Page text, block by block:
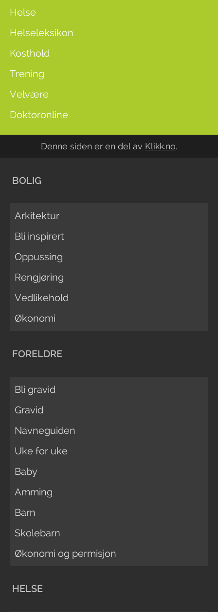
Helse
Helseleksikon
Kosthold
Trening
Velvære
Doktoronline
Denne siden er en del av Klikk.no.
BOLIG
Arkitektur
Bli inspirert
Oppussing
Rengjøring
Vedlikehold
Økonomi
FORELDRE
Bli gravid
Gravid
Navneguiden
Uke for uke
Baby
Amming
Barn
Skolebarn
Økonomi og permisjon
HELSE